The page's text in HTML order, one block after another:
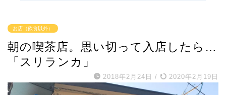
お店（飲食以外）
朝の喫茶店。思い切って入店したら…
「スリランカ」
2018年2月24日 / 2020年2月19日